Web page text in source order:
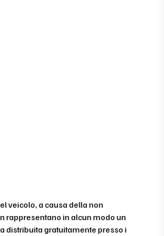
veicolo, a causa della non
rappresentano in alcun modo un
distribuita gratuitamente presso i